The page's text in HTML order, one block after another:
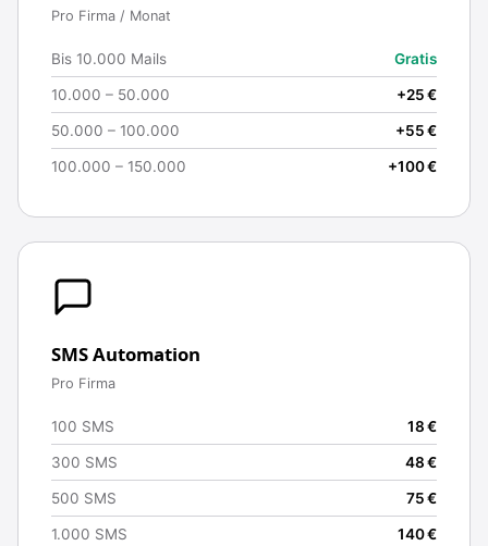
Pro Firma / Monat
Bis 10.000 Mails Gratis
10.000 – 50.000 +25 €
50.000 – 100.000 +55 €
100.000 – 150.000 +100 €
SMS Automation
Pro Firma
100 SMS 18 €
300 SMS 48 €
500 SMS 75 €
1.000 SMS 140 €